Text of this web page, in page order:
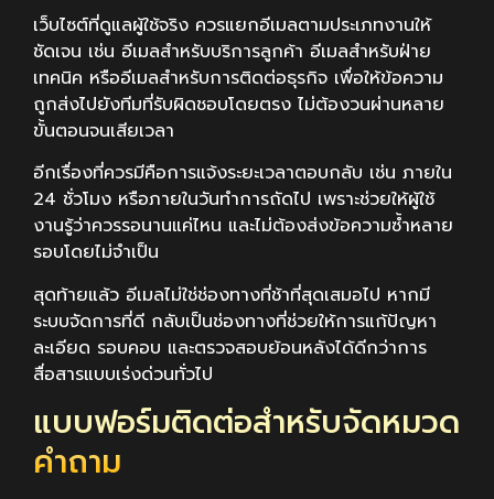
เว็บไซต์ที่ดูแลผู้ใช้จริง ควรแยกอีเมลตามประเภทงานให้
ชัดเจน เช่น อีเมลสำหรับบริการลูกค้า อีเมลสำหรับฝ่าย
เทคนิค หรืออีเมลสำหรับการติดต่อธุรกิจ เพื่อให้ข้อความ
ถูกส่งไปยังทีมที่รับผิดชอบโดยตรง ไม่ต้องวนผ่านหลาย
ขั้นตอนจนเสียเวลา
อีกเรื่องที่ควรมีคือการแจ้งระยะเวลาตอบกลับ เช่น ภายใน
24 ชั่วโมง หรือภายในวันทำการถัดไป เพราะช่วยให้ผู้ใช้
งานรู้ว่าควรรอนานแค่ไหน และไม่ต้องส่งข้อความซ้ำหลาย
รอบโดยไม่จำเป็น
สุดท้ายแล้ว อีเมลไม่ใช่ช่องทางที่ช้าที่สุดเสมอไป หากมี
ระบบจัดการที่ดี กลับเป็นช่องทางที่ช่วยให้การแก้ปัญหา
ละเอียด รอบคอบ และตรวจสอบย้อนหลังได้ดีกว่าการ
สื่อสารแบบเร่งด่วนทั่วไป
แบบฟอร์มติดต่อสำหรับจัดหมวด
คำถาม